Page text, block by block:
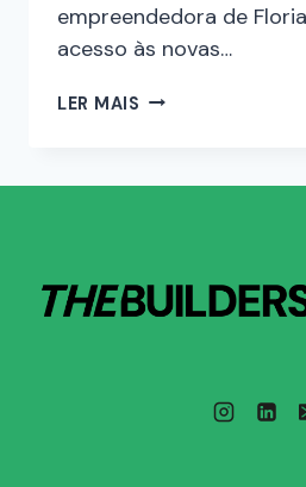
empreendedora de
acesso às novas…
LER MAIS